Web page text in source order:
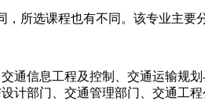
，所选课程也有不同。该专业主
通信息工程及控制、交通运输规
计部门、交通管理部门、交通工